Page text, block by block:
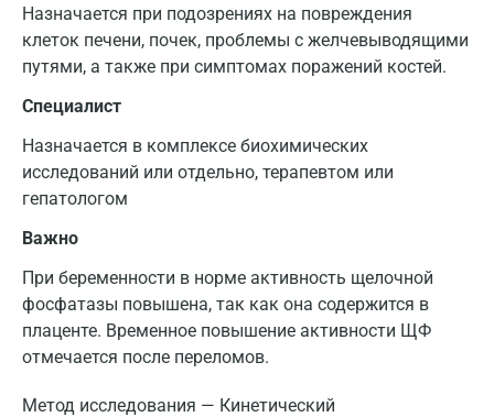
Назначается при подозрениях на повреждения
клеток печени, почек, проблемы с желчевыводящими
путями, а также при симптомах поражений костей.
Специалист
Назначается в комплексе биохимических
исследований или отдельно, терапевтом или
гепатологом
Важно
При беременности в норме активность щелочной
фосфатазы повышена, так как она содержится в
плаценте. Временное повышение активности ЩФ
отмечается после переломов.
Метод исследования — Кинетический